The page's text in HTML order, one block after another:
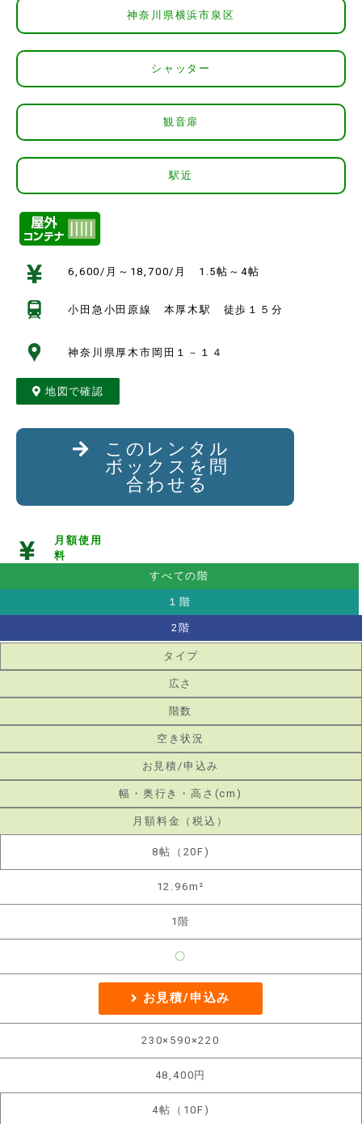
神奈川県横浜市泉区
シャッター
観音扉
駅近
6,600/月～18,700/月 1.5帖～4帖
小田急小田原線 本厚木駅 徒歩１５分
神奈川県厚木市岡田１－１４
地図で確認
このレンタル
ボックスを問
合わせる
月額使用
料
すべての階
１階
2階
タイプ
広さ
階数
空き状況
お見積/申込み
幅・奥行き・高さ(cm)
月額料金（税込）
8帖（20F)
12.96m²
1階
〇
お見積/申込み
230×590×220
48,400円
4帖（10F)